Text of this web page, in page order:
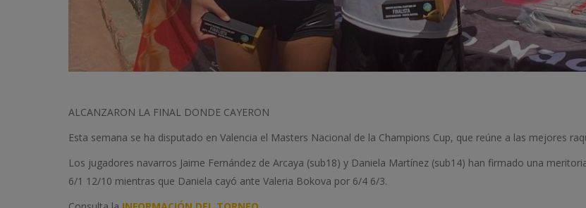
ALCANZARON LA FINAL DONDE CAYERON
Esta semana se ha disputado en Valencia el Masters Nacional de la Champions Cup, que reúne a las mejores
Los jugadores navarros Jaime Fernández de Arcaya (sub18) y Daniela Martínez (sub14) han firmado una
6/1 12/10 mientras que Daniela cayó ante Valeria Bokova por 6/4 6/3.